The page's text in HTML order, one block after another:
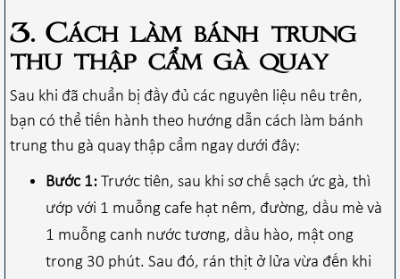
3. Cách làm bánh trung
thu thập cẩm gà quay
Sau khi đã chuẩn bị đầy đủ các nguyên liệu nêu trên,
bạn có thể tiến hành theo hướng dẫn cách làm bánh
trung thu gà quay thập cẩm ngay dưới đây:
Bước 1: Trước tiên, sau khi sơ chế sạch ức gà, thì
ướp với 1 muỗng cafe hạt nêm, đường, dầu mè và
1 muỗng canh nước tương, dầu hào, mật ong
trong 30 phút. Sau đó, rán thịt ở lửa vừa đến khi